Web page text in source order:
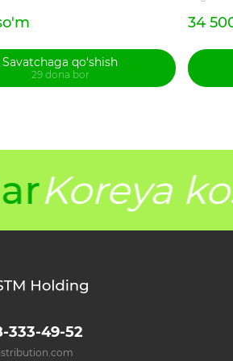
Savatchaga qo‘shish
29 dona bor
34
Koreya
333-49-52